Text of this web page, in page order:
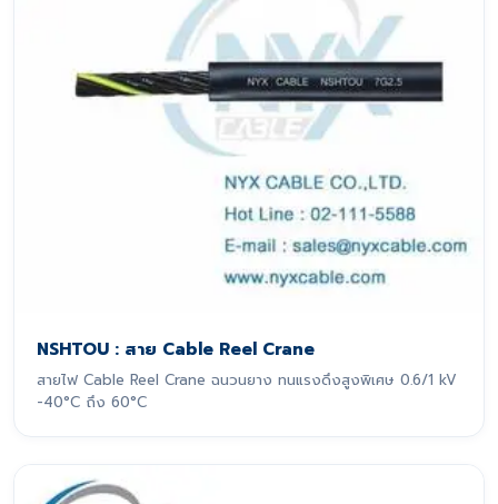
NSHTOU : สาย Cable Reel Crane
สายไฟ Cable Reel Crane ฉนวนยาง ทนแรงดึงสูงพิเศษ 0.6/1 kV
-40°C ถึง 60°C